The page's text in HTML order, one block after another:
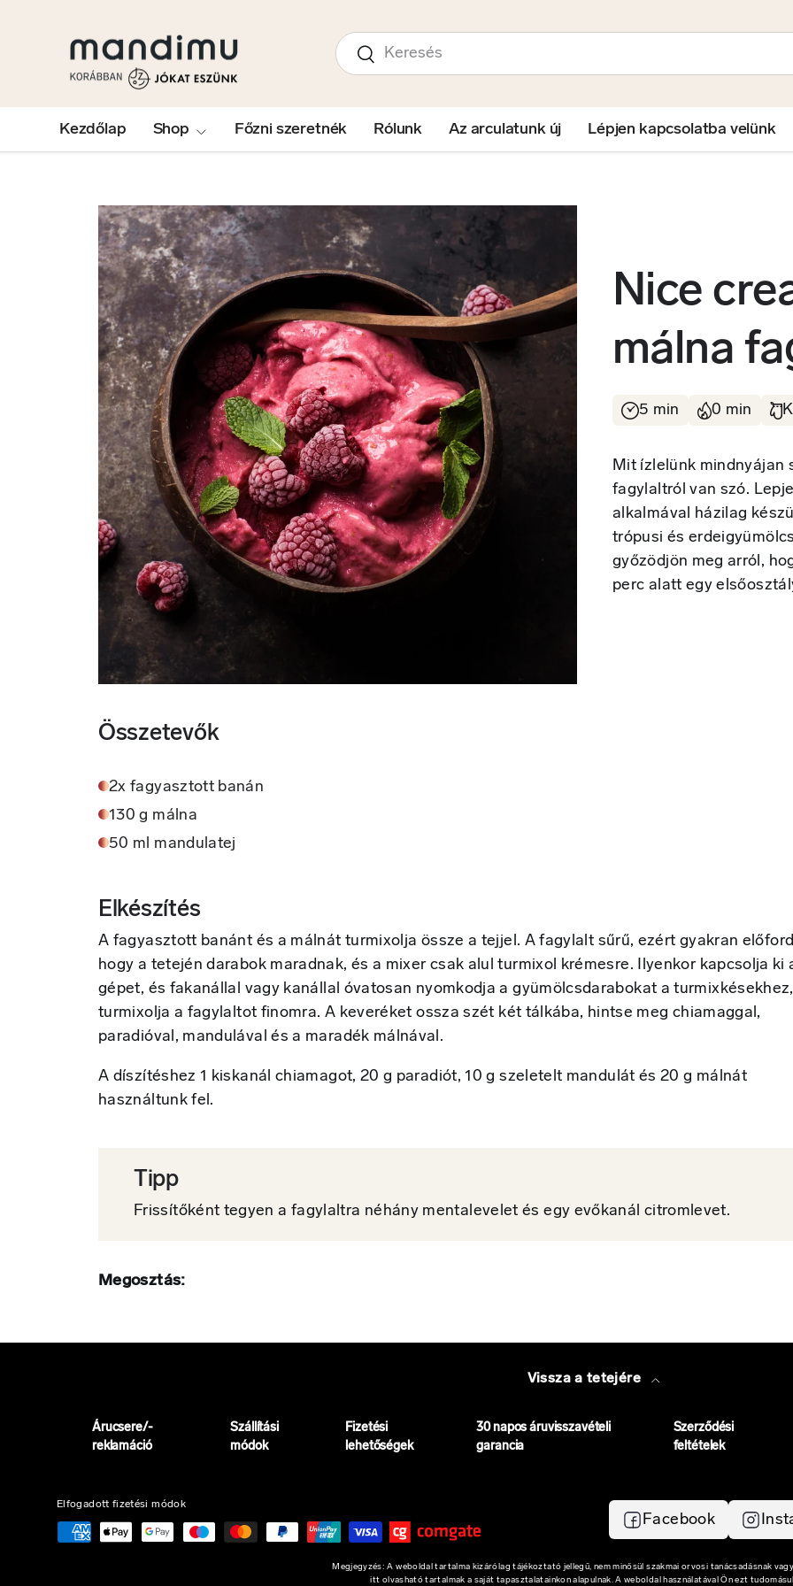
Keresés
Keresés
Kezdőlap Shop Főzni szeretnék Rólunk Az arculatunk új Lépjen kapcsolatba velünk
Nice
málna
5 min 0 min
Mit ízlelünk mindnyájan
fagylaltról van szó.
alkalmával házilag
trópusi és
győzödjön meg arról,
perc alatt egy
Összetevők
2x fagyasztott banán
130 g málna
50 ml mandulatej
Elkészítés
A fagyasztott banánt és a málnát turmixolja össze a tejjel. A fagylalt sűrű, ezért gyakran
hogy a tetején darabok maradnak, és a mixer csak alul turmixol krémesre. Ilyenkor kapcsolja ki
gépet, és fakanállal vagy kanállal óvatosan nyomkodja a gyümölcsdarabokat a
turmixolja a fagylaltot finomra. A keveréket ossza szét két tálkába, hintse meg chiamaggal,
paradióval, mandulával és a maradék málnával.
A díszítéshez 1 kiskanál chiamagot, 20 g paradiót, 10 g szeletelt mandulát és 20 g málnát
használtunk fel.
Tipp
Frissítőként tegyen a fagylaltra néhány mentalevelet és egy evőkanál citromlevet.
Megosztás:
Vissza a tetejére
Árucsere/-
reklamáció
Szállítási
módok
Fizetési
lehetőségek
30 napos áruvisszavételi
garancia
Szerződési
feltételek
Elfogadott fizetési módok
Facebook
Megjegyzés: A weboldal tartalma kizárólag tájékoztató jellegű, nem minősül szakmai orvosi tanácsadásnak
itt olvasható tartalmak a saját tapasztalatainkon alapulnak. A weboldal használatával Ön ezt